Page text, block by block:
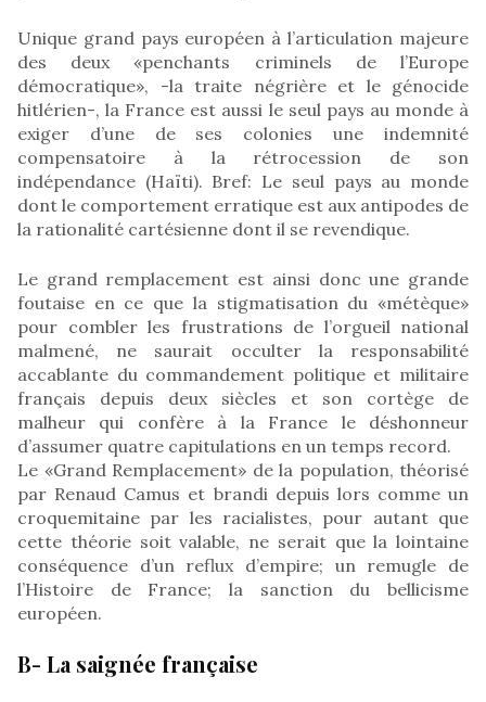
Unique grand pays européen à l’articulation majeure
des deux «penchants criminels de l’Europe
démocratique», -la traite négrière et le génocide
hitlérien-, la France est aussi le seul pays au monde à
exiger d’une de ses colonies une indemnité
compensatoire à la rétrocession de son
indépendance (Haïti). Bref: Le seul pays au monde
dont le comportement erratique est aux antipodes de
la rationalité cartésienne dont il se revendique.
Le grand remplacement est ainsi donc une grande
foutaise en ce que la stigmatisation du «métèque»
pour combler les frustrations de l’orgueil national
malmené, ne saurait occulter la responsabilité
accablante du commandement politique et militaire
français depuis deux siècles et son cortège de
malheur qui confère à la France le déshonneur
d’assumer quatre capitulations en un temps record.
Le «Grand Remplacement» de la population, théorisé
par Renaud Camus et brandi depuis lors comme un
croquemitaine par les racialistes, pour autant que
cette théorie soit valable, ne serait que la lointaine
conséquence d’un reflux d’empire; un remugle de
l’Histoire de France; la sanction du bellicisme
européen.
B- La saignée française